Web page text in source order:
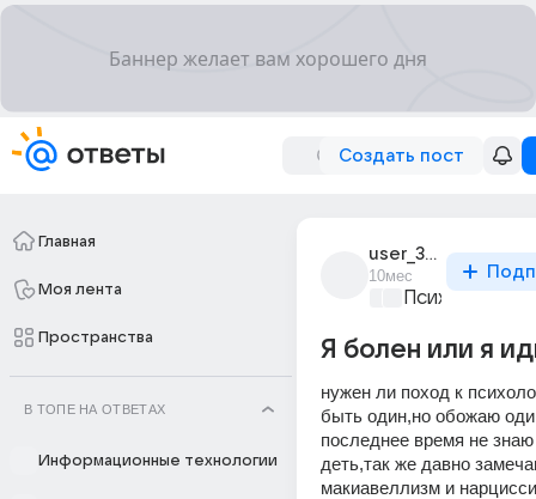
Создать пост
Главная
Моя лента
Пространства
В ТОПЕ НА ОТВЕТАХ
Информационные технологии
user_316711093
10мес
Психология и
Я болен или я
нужен ли поход к
быть один,но обожаю
последнее время не
деть,так же давно
макиавеллизм и